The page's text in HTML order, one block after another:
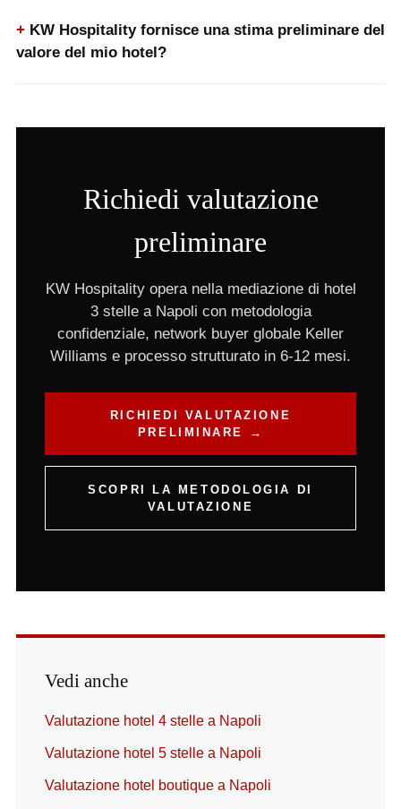
KW Hospitality fornisce una stima preliminare del
valore del mio hotel?
Richiedi valutazione
preliminare
KW Hospitality opera nella mediazione di hotel
3 stelle a Napoli con metodologia
confidenziale, network buyer globale Keller
Williams e processo strutturato in 6-12 mesi.
RICHIEDI VALUTAZIONE
PRELIMINARE →
SCOPRI LA METODOLOGIA DI
VALUTAZIONE
Vedi anche
Valutazione hotel 4 stelle a Napoli
Valutazione hotel 5 stelle a Napoli
Valutazione hotel boutique a Napoli